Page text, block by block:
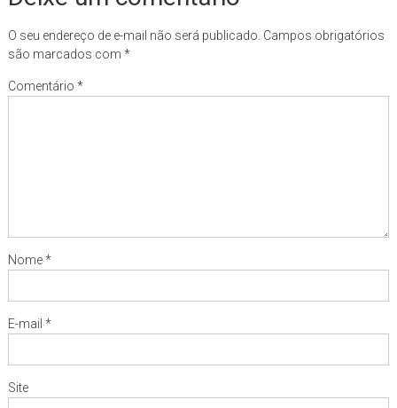
O seu endereço de e-mail não será publicado. Campos obrigatórios
são marcados com *
Comentário *
Nome*
E-mail *
Site